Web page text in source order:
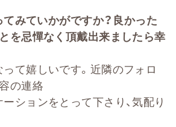
みていかがですか？良かった
を忌憚なく頂戴出来ましたら幸
て嬉しいです。近隣のフォロ
の連絡
ションをとって下さり、気配り